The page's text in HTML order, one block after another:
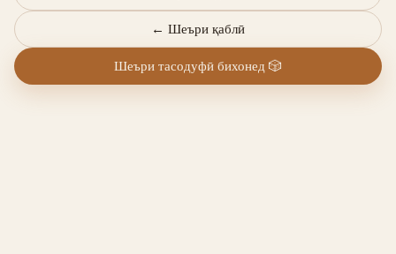
← Шеъри қаблӣ
Шеъри тасодуфӣ бихонед 🎲